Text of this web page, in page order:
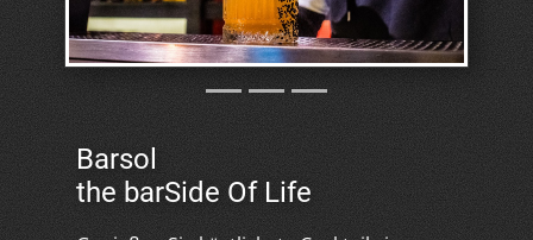
Barsol
the barSide Of Life